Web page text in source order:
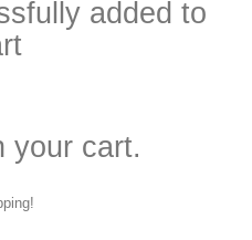
added to
your cart.